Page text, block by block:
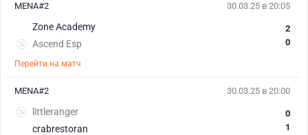
30.03.25 в 20:05
Zone Academy
Ascend Esp
2
0
Перейти на матч
MENA#2
30.03.25 в 20:00
littleranger
crabrestoran
0
1
MENA#2